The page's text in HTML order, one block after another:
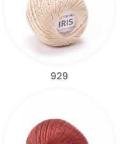
929